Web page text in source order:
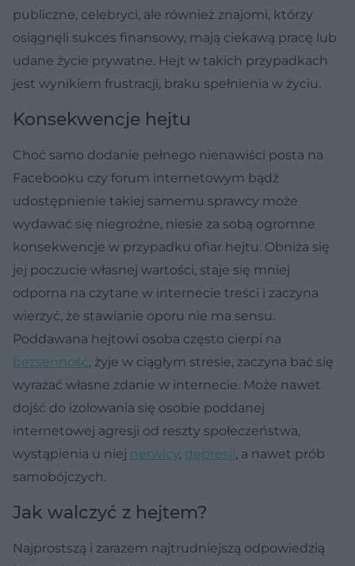
publiczne, celebryci, ale również znajomi, którzy
osiągnęli sukces finansowy, mają ciekawą pracę lub
udane życie prywatne. Hejt w takich przypadkach
jest wynikiem frustracji, braku spełnienia w życiu.
Konsekwencje hejtu
Choć samo dodanie pełnego nienawiści posta na
Facebooku czy forum internetowym bądź
udostępnienie takiej samemu sprawcy może
wydawać się niegroźne, niesie za sobą ogromne
konsekwencje w przypadku ofiar hejtu. Obniża się
jej poczucie własnej wartości, staje się mniej
odporna na czytane w internecie treści i zaczyna
wierzyć, że stawianie oporu nie ma sensu.
Poddawana hejtowi osoba często cierpi na
bezsenność, żyje w ciągłym stresie, zaczyna bać się
wyrażać własne zdanie w internecie. Może nawet
dojść do izolowania się osobie poddanej
internetowej agresji od reszty społeczeństwa,
wystąpienia u niej nerwicy, depresji, a nawet prób
samobójczych.
Jak walczyć z hejtem?
Najprostszą i zarazem najtrudniejszą odpowiedzią